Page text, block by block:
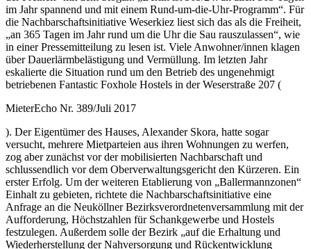
im Jahr spannend und mit einem Rund-um-die-Uhr-Programm“. Für
die Nachbarschaftsinitiative Weserkiez liest sich das als die Freiheit,
„an 365 Tagen im Jahr rund um die Uhr die Sau rauszulassen“, wie
in einer Pressemitteilung zu lesen ist. Viele Anwohner/innen klagen
über Dauerlärmbelästigung und Vermüllung. Im letzten Jahr
eskalierte die Situation rund um den Betrieb des ungenehmigt
betriebenen Fantastic Foxhole Hostels in der Weserstraße 207 (
MieterEcho Nr. 389/Juli 2017
). Der Eigentümer des Hauses, Alexander Skora, hatte sogar
versucht, mehrere Mietparteien aus ihren Wohnungen zu werfen,
zog aber zunächst vor der mobilisierten Nachbarschaft und
schlussendlich vor dem Oberverwaltungsgericht den Kürzeren. Ein
erster Erfolg. Um der weiteren Etablierung von „Ballermannzonen“
Einhalt zu gebieten, richtete die Nachbarschaftsinitiative eine
Anfrage an die Neuköllner Bezirksverordnetenversammlung mit der
Aufforderung, Höchstzahlen für Schankgewerbe und Hostels
festzulegen. Außerdem solle der Bezirk „auf die Erhaltung und
Wiederherstellung der Nahversorgung und Rückentwicklung